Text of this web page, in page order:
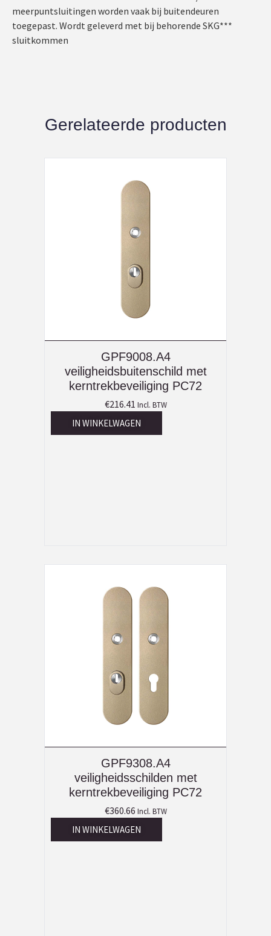
meerpuntsluitingen worden vaak bij buitendeuren
toegepast. Wordt geleverd met bij behorende SKG***
sluitkommen
Gerelateerde producten
GPF9008.A4
veiligheidsbuitenschild met
kerntrekbeveiliging PC72
€216.41 Incl. BTW
IN WINKELWAGEN
GPF9308.A4
veiligheidsschilden met
kerntrekbeveiliging PC72
€360.66 Incl. BTW
IN WINKELWAGEN